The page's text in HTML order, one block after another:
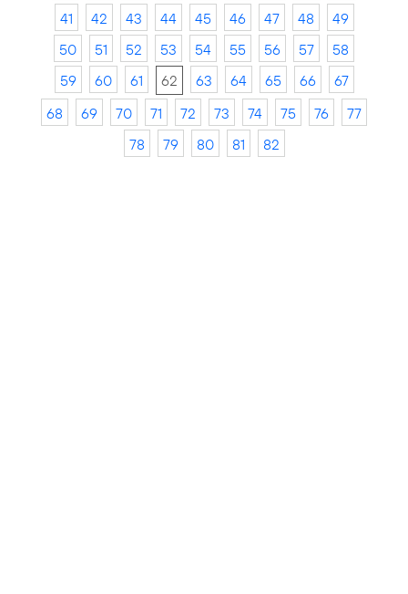
41
42 43 44 45 46 47 48
49
50
51 52 53 54 55 56 57
58
59
60 61 62 63 64 65 66
67
68
69 70 71 72 73 74 75 76
77
78
79 80 81 82